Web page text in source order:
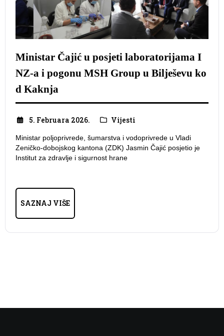
Ministar Čajić u posjeti laboratorijama I
NZ-a i pogonu MSH Group u Bilješevu ko
d Kaknja
5. Februara 2026. Vijesti
Ministar poljoprivrede, šumarstva i vodoprivrede u Vladi
Zeničko-dobojskog kantona (ZDK) Jasmin Čajić posjetio je
Institut za zdravlje i sigurnost hrane
SAZNAJ VIŠE